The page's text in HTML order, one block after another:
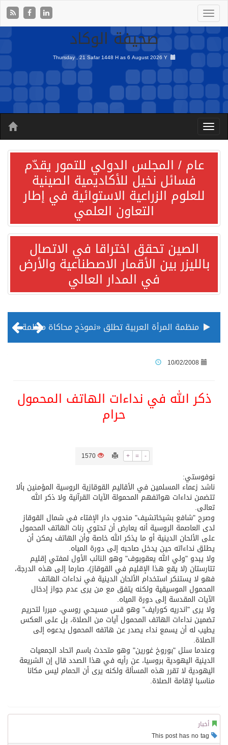
صحيفة الوكاد
Thursday , 21 Safar 1448 H as6 August 2026 Y
عام / المجلس الدولي للتمور يقدّم
فسائل نخيل للأكاديمية الصينية
للعلوم الزراعية الاستوائية في إطار
التعاون العلمي
الصين تحقق اختراقا في الاتصال
بالليزر بين الأقمار الاصطناعية والأرض
في المدار العالي
منظمة المرأة العربية تطلق «نموذج محاكاة منظمة المرأة العربية للشباب» بمشاركة 10 دول عربية..غدًا
تسليم 248 حافلة سياحية صينية فاخرة مخصصة للسوق السعودية
ثلة من الضابطات في الجييش الكويتي
كسوة الكعبة تعتلي البيت العتيق
10/02/2008
ذكر الله في نداءات الهاتف المحمول
حرام
+ = -
1570
نوفوستي:
ناشد زعماء المسلمين في الأقاليم القوقازية الروسية المؤمنين بألا
تتضمن نداءات هواتفهم المحمولة الآيات القرآنية ولا ذكر الله
تعالى.
وصرح "شافع بشيخاتشيف" مندوب دار الإفتاء في شمال القوقاز
لدى العاصمة الروسية أنه يعارض أن تحتوي رنات الهاتف المحمول
على الألحان الدينية أو ما يذكر الله خاصة وأن الهاتف يمكن أن
يطلق نداءاته حين يدخل صاحبه إلى دورة المياه.
ولا يبدو "ولي الله يعقوبوف" وهو النائب الأول لمفتي إقليم
تتارستان (لا يقع هذا الإقليم في القوقاز)، صارما إلى هذه الدرجة،
فهو لا يستنكر استخدام الألحان الدينية في نداءات الهاتف
المحمول الموسيقية ولكنه يتفق مع من يرى عدم جواز إدخال
الآيات المقدسة إلى دورة المياه.
ولا يرى "اندريه كورايف" وهو قس مسيحي روسي، مبررا لتحريم
تضمين نداءات الهاتف المحمول آيات من الصلاة، بل على العكس
يطيب له أن يسمع نداء يصدر عن هاتفه المحمول يدعوه إلى
الصلاة.
وعندما سئل "بوروخ غورين" وهو متحدث باسم اتحاد الجمعيات
الدينية اليهودية بروسيا، عن رأيه في هذا الصدد قال إن الشريعة
اليهودية لا تقرر هذه المسألة ولكنه يرى أن الحمام ليس مكانا
مناسبا لإقامة الصلاة.
أخبار